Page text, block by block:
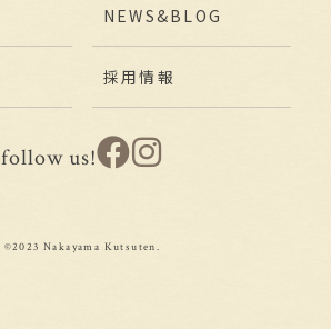
NEWS&BLOG
採用情報
follow us!
©2023 Nakayama Kutsuten.